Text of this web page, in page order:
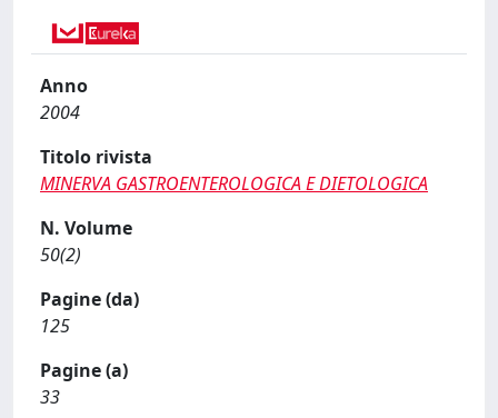
Anno
2004
Titolo rivista
MINERVA GASTROENTEROLOGICA E DIETOLOGICA
N. Volume
50(2)
Pagine (da)
125
Pagine (a)
33